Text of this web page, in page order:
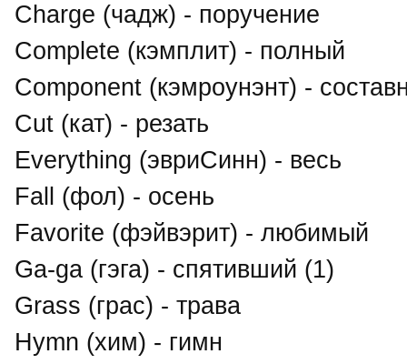
Charge (чадж) - поручение
Complete (кэмплит) - полный
Component (кэмроунэнт) -
Cut (кат) - резать
Everything (эвриСинн) - весь
Fall (фол) - осень
Favorite (фэйвэрит) - любимый
Ga-ga (гэга) - спятивший (1)
Grass (грас) - трава
Hymn (хим) - гимн